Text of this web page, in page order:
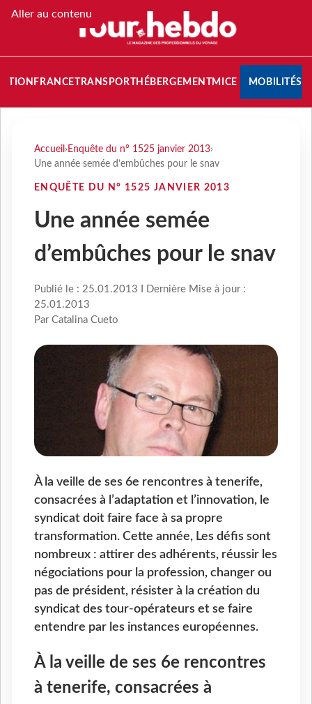
Aller au contenu
FRANCETRANSPORT HÉBERGEMENTMICE MOBILITÉS
Accueil › Enquête du n° 1525 janvier 2013›
Une année semée d’embûches pour le snav
ENQUÊTE DU N° 1525 JANVIER 2013
Une année semée
d’embûches pour le snav
Publié le : 25.01.2013 I Dernière Mise à jour :
25.01.2013
Par Catalina Cueto
À la veille de ses 6e rencontres à tenerife,
consacrées à l’adaptation et l’innovation, le
syndicat doit faire face à sa propre
transformation. Cette année, Les défis sont
nombreux : attirer des adhérents, réussir les
négociations pour la profession, changer ou
pas de président, résister à la création du
syndicat des tour-opérateurs et se faire
entendre par les instances européennes.
À la veille de ses 6e rencontres
à tenerife, consacrées à